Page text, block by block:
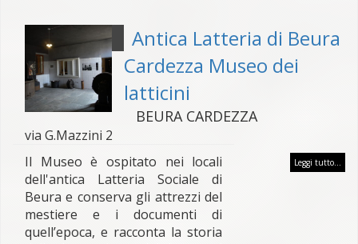
Antica Latteria di Beura
Cardezza Museo dei
latticini
BEURA CARDEZZA
via G.Mazzini 2
Il Museo è ospitato nei locali
dell'antica Latteria Sociale di
Beura e conserva gli attrezzi del
mestiere e i documenti di
quell’epoca, e racconta la storia
Leggi tutto...